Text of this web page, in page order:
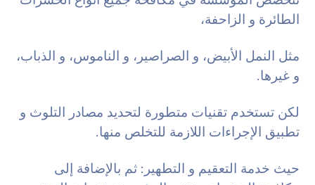
الطائرة و الزاحفة،
مثل النمل الأبيض، و الصراصير، و الناموس، و الذباب،
و غيرها.
لكن تستخدم تقنيات متطورة لتحديد مصادر التلوث و
تطبيق الإجراءات اللازمة للتخلص منها.
حيث خدمة التعقيم و التطهير: ثم بالإضافة إلى